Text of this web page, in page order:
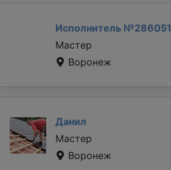
Исполнитель №286051
Мастер
Воронеж
Данил
Мастер
Воронеж